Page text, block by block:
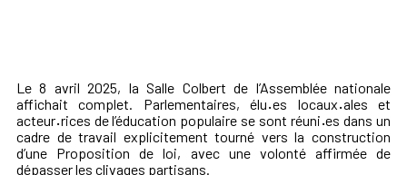
Le 8 avril 2025, la Salle Colbert de l’Assemblée nationale
affichait complet. Parlementaires, élu·es locaux·ales et
acteur·rices de l’éducation populaire se sont réuni·es dans un
cadre de travail explicitement tourné vers la construction
d’une Proposition de loi, avec une volonté affirmée de
dépasser les clivages partisans.